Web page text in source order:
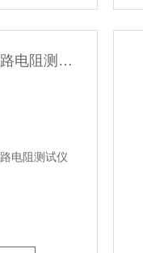
JD－100A|200接触回路电阻测试仪